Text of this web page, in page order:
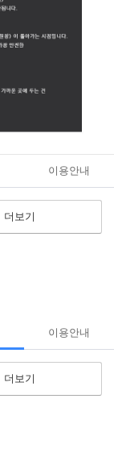
이용안내
더보기
이용안내
더보기